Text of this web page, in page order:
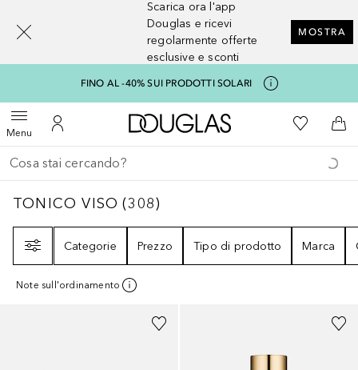
Scarica ora l'app
Douglas e ricevi
regolarmente offerte
esclusive e sconti
MOSTRA
FINO AL -40% SUI PRODOTTI SOLARI
MenuApri menuAl Mio Account
A Douglas HomeAlla Mia
Al
Torna indietro
Esegui ricerca
TONICO VISO308
TONICO VISO (308)
Categorie
Prezzo Tipo di prodotto Marca
Note sull'ordinamentoSponsorizzato
[navigation.slideout.screenreader]